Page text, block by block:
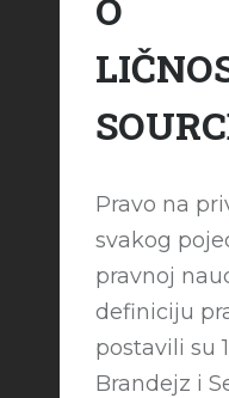
O
Pravo na
svakog
pravnoj
definiciju
postavili su
Brandejz i